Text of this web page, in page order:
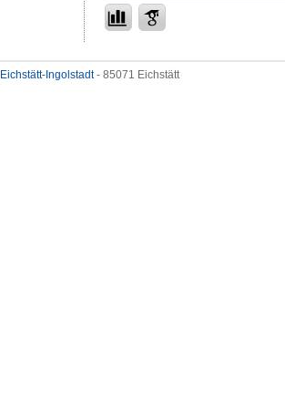
Ingolstadt- 85071 Eichstätt